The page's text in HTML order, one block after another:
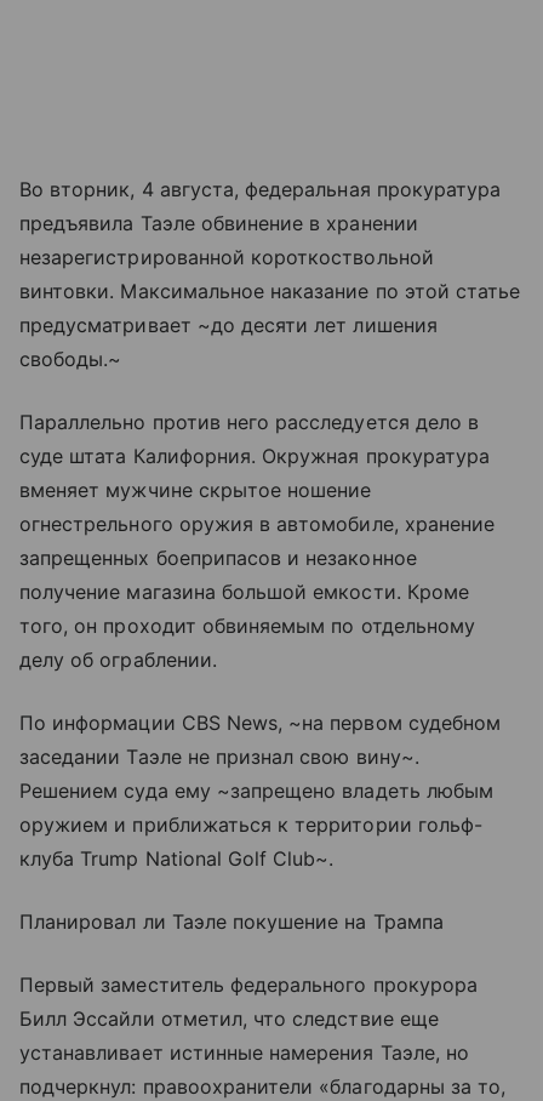
Во вторник, 4 августа, федеральная прокуратура
предъявила Таэле обвинение в хранении
незарегистрированной короткоствольной
винтовки. Максимальное наказание по этой статье
предусматривает ~до десяти лет лишения
свободы.~
Параллельно против него расследуется дело в
суде штата Калифорния. Окружная прокуратура
вменяет мужчине скрытое ношение
огнестрельного оружия в автомобиле, хранение
запрещенных боеприпасов и незаконное
получение магазина большой емкости. Кроме
того, он проходит обвиняемым по отдельному
делу об ограблении.
По информации CBS News, ~на первом судебном
заседании Таэле не признал свою вину~.
Решением суда ему ~запрещено владеть любым
оружием и приближаться к территории гольф-
клуба Trump National Golf Club~.
Планировал ли Таэле покушение на Трампа
Первый заместитель федерального прокурора
Билл Эссайли отметил, что следствие еще
устанавливает истинные намерения Таэле, но
подчеркнул: правоохранители «благодарны за то,